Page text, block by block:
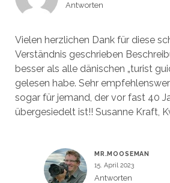
Antworten
Vielen herzlichen Dank für diese
Verständnis geschrieben
besser als alle dänischen „turist
gelesen habe. Sehr
sogar für jemand, der vor fast 40
übergesiedelt ist!! Susanne Kraft,
MR.MOOSEMAN
15. April 2023
Antworten